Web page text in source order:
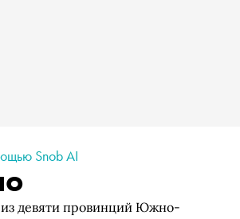
Snob AI
девяти провинций Южно-